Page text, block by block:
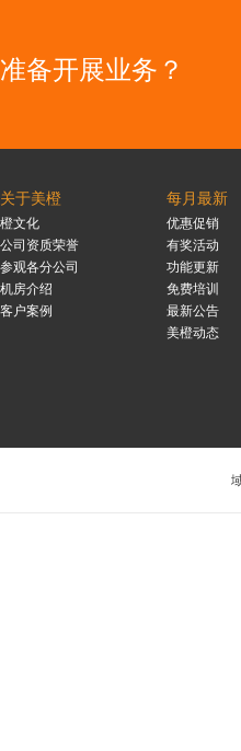
准备开展业务？
关于美橙
橙文化
公司资质荣誉
参观各分公司
机房介绍
客户案例
每月最新
优惠促销
有奖活动
功能更新
免费培训
最新公告
美橙动态